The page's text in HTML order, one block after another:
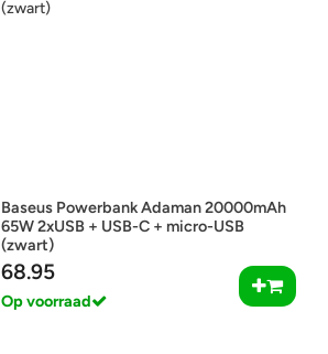
Baseus Powerbank Adaman 20000mAh
65W 2xUSB + USB-C + micro-USB
(zwart)
68.95
Op voorraad